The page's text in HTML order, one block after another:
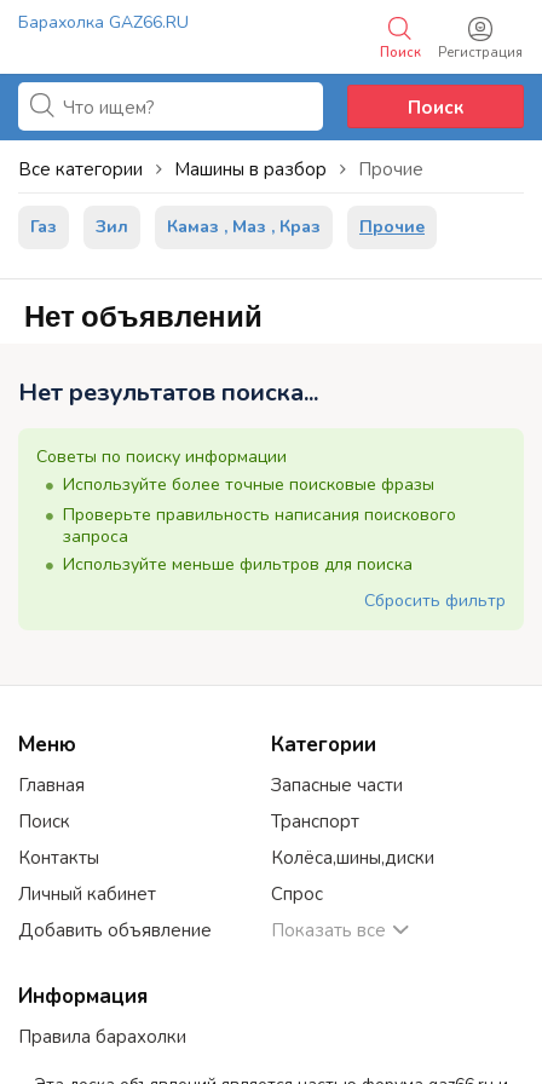
Барахолка GAZ66.RU
Регистрация
Поиск
Добавить объявление
Поиск
Все категории Машины в разбор Прочие
Газ Зил Камаз , Маз , Краз Прочие
Нет объявлений
Нет результатов поиска...
Советы по поиску информации
Используйте более точные поисковые фразы
Проверьте правильность написания поискового
запроса
Используйте меньше фильтров для поиска
Сбросить фильтр
Меню
Главная
Поиск
Контакты
Личный кабинет
Добавить объявление
Категории
Запасные части
Транспорт
Колёса,шины,диски
Спрос
Показать все
Информация
Правила барахолки